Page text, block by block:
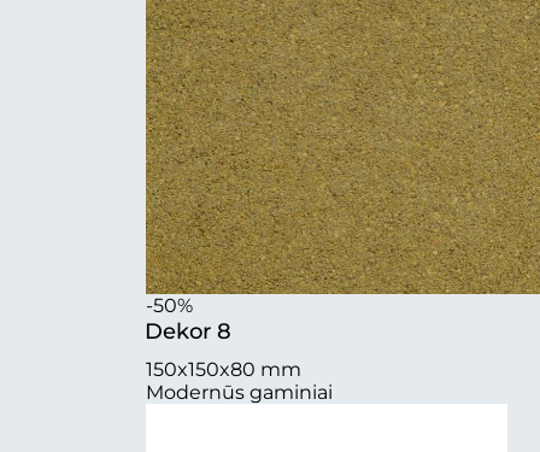
-50%
Dekor 8
150x150x80 mm
Modernūs gaminiai